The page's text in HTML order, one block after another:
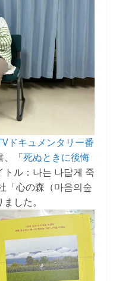
ドキュメンタリー番
、「死ぬときに後悔
トル：나는 나답게 죽
「心の森（마음의숲
した。